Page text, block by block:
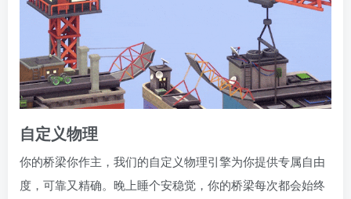
自定义物理
你的桥梁你作主，我们的自定义物理引擎为你提供专属自由
度，可靠又精确。晚上睡个安稳觉，你的桥梁每次都会始终